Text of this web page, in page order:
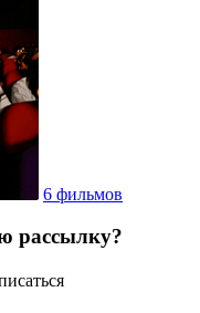
6 фильмов
рассылку?